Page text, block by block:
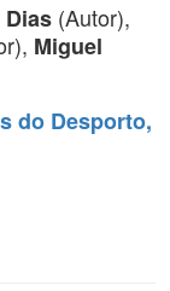
(Autor),
Miguel
do Desporto,